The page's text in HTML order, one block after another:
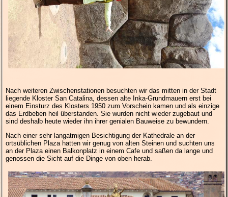
Nach weiteren Zwischenstationen besuchten wir das mitten in der Stadt
liegende Kloster San Catalina, dessen alte Inka-Grundmauern erst bei
einem Einsturz des Klosters 1950 zum Vorschein kamen und als einzige
das Erdbeben heil überstanden. Sie wurden nicht wieder zugebaut und
sind deshalb heute wieder ihn ihrer genialen Bauweise zu bewundern.
Nach einer sehr langatmigen Besichtigung der Kathedrale an der
ortsüblichen Plaza hatten wir genug von alten Steinen und suchten uns
an der Plaza einen Balkonplatz in einem Cafe und saßen da lange und
genossen die Sicht auf die Dinge von oben herab.